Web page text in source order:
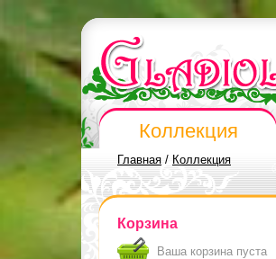
Коллекция
Главная / Коллекция
Корзина
Ваша корзина пуста